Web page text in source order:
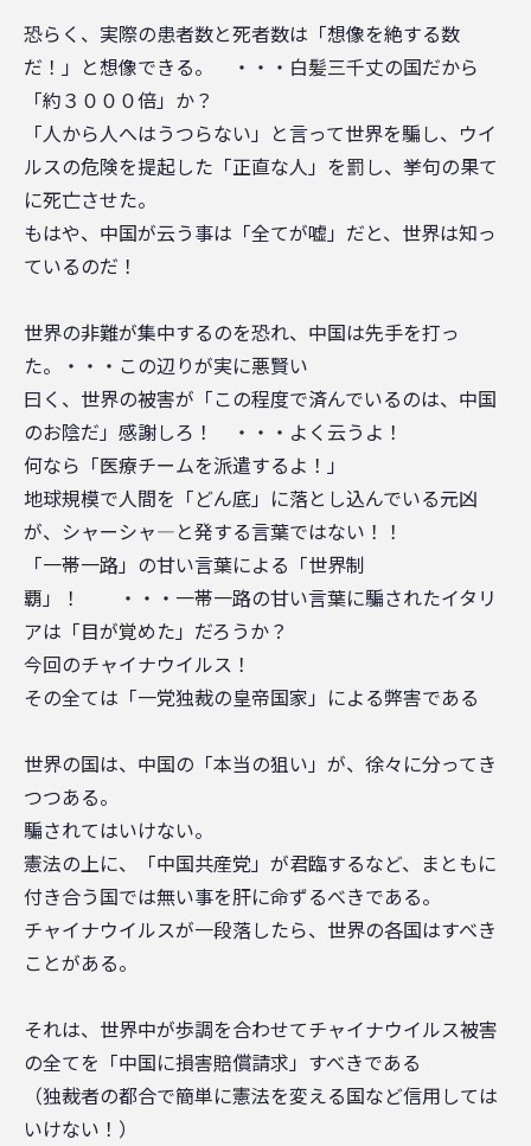
恐らく、実際の患者数と死者数は「想像を絶する数
だ！」と想像できる。 ・・・白髪三千丈の国だから
「約３０００倍」か？
「人から人へはうつらない」と言って世界を騙し、ウイ
ルスの危険を提起した「正直な人」を罰し、挙句の果て
に死亡させた。
もはや、中国が云う事は「全てが嘘」だと、世界は知っ
ているのだ！
世界の非難が集中するのを恐れ、中国は先手を打っ
た。・・・この辺りが実に悪賢い
曰く、世界の被害が「この程度で済んでいるのは、中国
のお陰だ」感謝しろ！ ・・・よく云うよ！
何なら「医療チームを派遣するよ！」
地球規模で人間を「どん底」に落とし込んでいる元凶
が、シャーシャ—と発する言葉ではない！！
「一帯一路」の甘い言葉による「世界制
覇」！ ・・・一帯一路の甘い言葉に騙されたイタリ
アは「目が覚めた」だろうか？
今回のチャイナウイルス！
その全ては「一党独裁の皇帝国家」による弊害である
世界の国は、中国の「本当の狙い」が、徐々に分ってき
つつある。
騙されてはいけない。
憲法の上に、「中国共産党」が君臨するなど、まともに
付き合う国では無い事を肝に命ずるべきである。
チャイナウイルスが一段落したら、世界の各国はすべき
ことがある。
それは、世界中が歩調を合わせてチャイナウイルス被害
の全てを「中国に損害賠償請求」すべきである
（独裁者の都合で簡単に憲法を変える国など信用しては
いけない！）